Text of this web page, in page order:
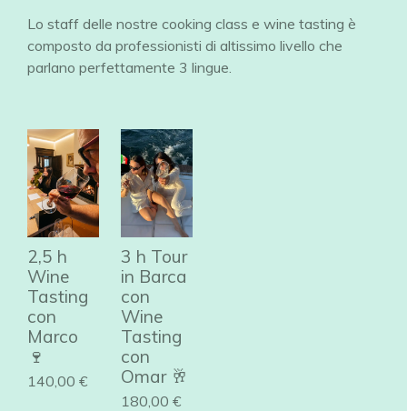
​Lo staff delle nostre cooking class e wine tasting è
composto da professionisti di altissimo livello che
parlano perfettamente 3 lingue.
2,5 h
Wine
Tasting
con
Marco
🍷
140,00 €
3 h Tour
in Barca
con
Wine
Tasting
con
Omar 🥂
180,00 €